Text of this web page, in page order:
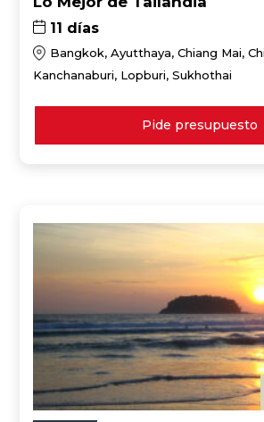
11 días
Bangkok, Ayutthaya, Chiang Mai,
Kanchanaburi, Lopburi, Sukhothai
Pide presupuesto